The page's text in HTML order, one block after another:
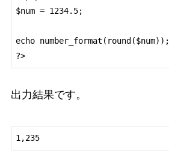
$num = 1234.5;
echo number_format(round($num));
?>
出力結果です。
1,235